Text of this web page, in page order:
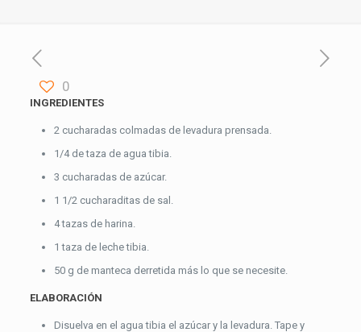
0
INGREDIENTES
2 cucharadas colmadas de levadura prensada.
1/4 de taza de agua tibia.
3 cucharadas de azúcar.
1 1/2 cucharaditas de sal.
4 tazas de harina.
1 taza de leche tibia.
50 g de manteca derretida más lo que se necesite.
ELABORACIÓN
Disuelva en el agua tibia el azúcar y la levadura. Tape y